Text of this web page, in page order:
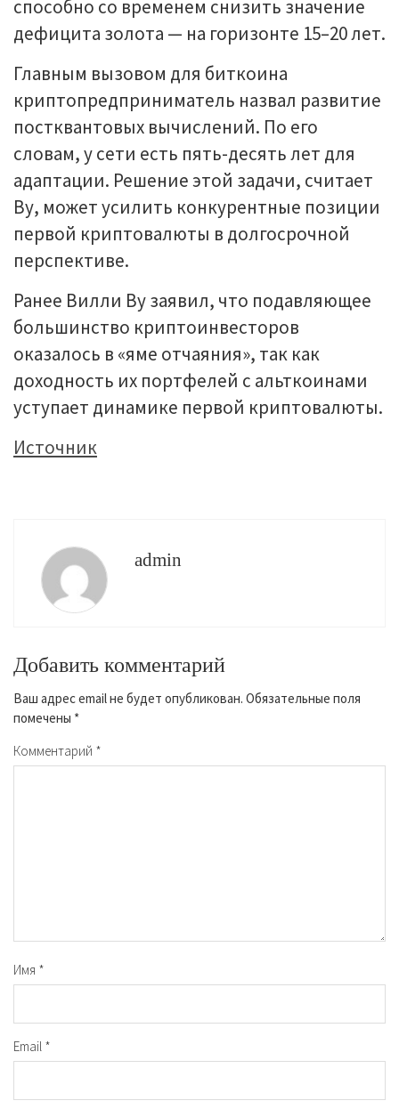
способно со временем снизить значение
дефицита золота — на горизонте 15–20 лет.
Главным вызовом для биткоина
криптопредприниматель назвал развитие
постквантовых вычислений. По его
словам, у сети есть пять-десять лет для
адаптации. Решение этой задачи, считает
Ву, может усилить конкурентные позиции
первой криптовалюты в долгосрочной
перспективе.
Ранее Вилли Ву заявил, что подавляющее
большинство криптоинвесторов
оказалось в «яме отчаяния», так как
доходность их портфелей с альткоинами
уступает динамике первой криптовалюты.
Источник
admin
Добавить комментарий
Ваш адрес email не будет опубликован. Обязательные поля
помечены *
Комментарий *
Имя *
Email *